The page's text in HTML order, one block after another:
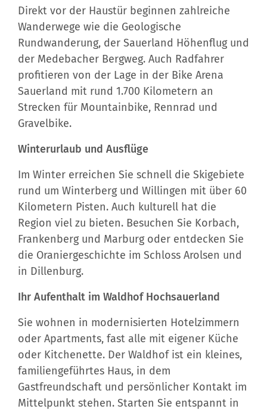
Direkt vor der Haustür beginnen zahlreiche
Wanderwege wie die Geologische
Rundwanderung, der Sauerland Höhenflug und
der Medebacher Bergweg. Auch Radfahrer
profitieren von der Lage in der Bike Arena
Sauerland mit rund 1.700 Kilometern an
Strecken für Mountainbike, Rennrad und
Gravelbike.
Winterurlaub und Ausflüge
Im Winter erreichen Sie schnell die Skigebiete
rund um Winterberg und Willingen mit über 60
Kilometern Pisten. Auch kulturell hat die
Region viel zu bieten. Besuchen Sie Korbach,
Frankenberg und Marburg oder entdecken Sie
die Oraniergeschichte im Schloss Arolsen und
in Dillenburg.
Ihr Aufenthalt im Waldhof Hochsauerland
Sie wohnen in modernisierten Hotelzimmern
oder Apartments, fast alle mit eigener Küche
oder Kitchenette. Der Waldhof ist ein kleines,
familiengeführtes Haus, in dem
Gastfreundschaft und persönlicher Kontakt im
Mittelpunkt stehen. Starten Sie entspannt in